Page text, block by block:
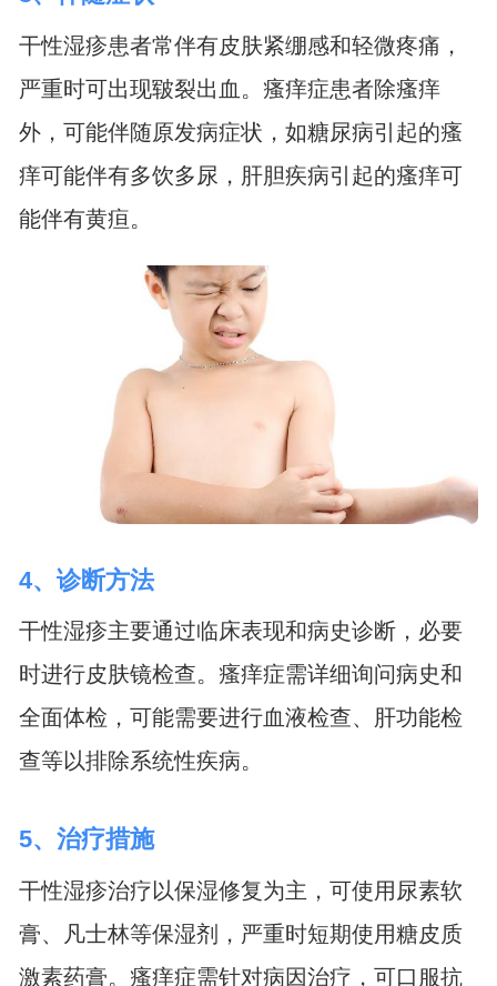
干性湿疹患者常伴有皮肤紧绷感和轻微疼痛，
严重时可出现皲裂出血。瘙痒症患者除瘙痒
外，可能伴随原发病症状，如糖尿病引起的瘙
痒可能伴有多饮多尿，肝胆疾病引起的瘙痒可
能伴有黄疸。
4、诊断方法
干性湿疹主要通过临床表现和病史诊断，必要
时进行皮肤镜检查。瘙痒症需详细询问病史和
全面体检，可能需要进行血液检查、肝功能检
查等以排除系统性疾病。
5、治疗措施
干性湿疹治疗以保湿修复为主，可使用尿素软
膏、凡士林等保湿剂，严重时短期使用糖皮质
激素药膏。瘙痒症需针对病因治疗，可口服抗